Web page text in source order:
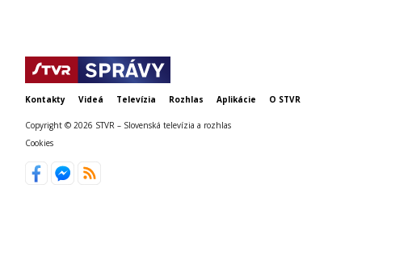
Kontakty Videá Televízia Rozhlas Aplikácie O STVR
Copyright © 2026 STVR – Slovenská televízia a rozhlas
Cookies